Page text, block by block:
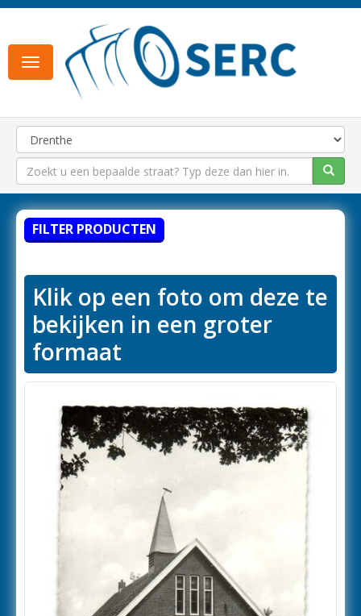
Toggle
navigation
FILTER PRODUCTEN
Klik op een foto om deze te
bekijken in een groter
formaat